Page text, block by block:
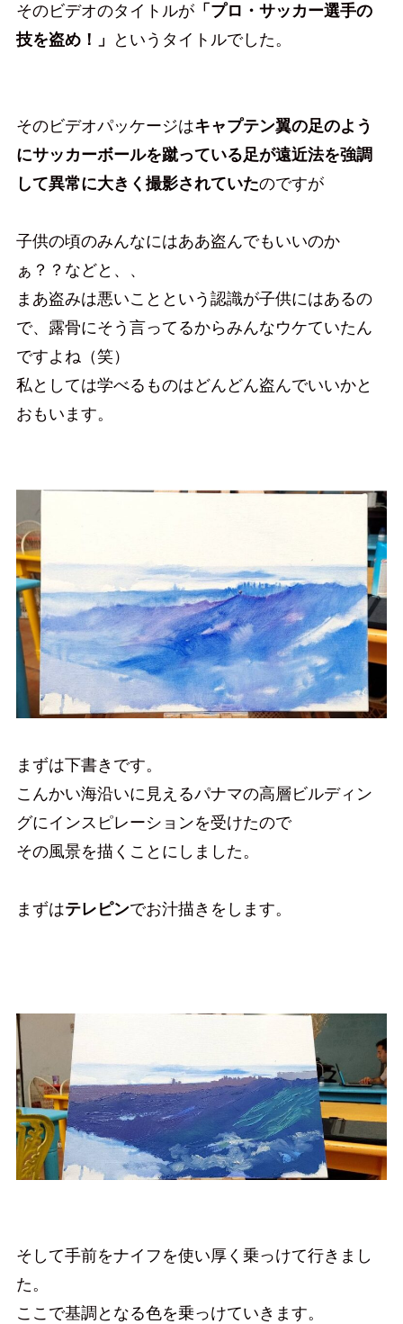
そのビデオのタイトルが「プロ・サッカー選手の
技を盗め！」
というタイトルでした。
そのビデオパッケージはキャプテン翼の足のよう
にサッカーボールを蹴っている足が遠近法を強調
して異常に大きく撮影されていたのですが
子供の頃のみんなにはああ盗んでもいいのか
ぁ？？などと、、
まあ盗みは悪いことという認識が子供にはあるの
で、露骨にそう言ってるからみんなウケていたん
ですよね（笑）
私としては学べるものはどんどん盗んでいいかと
おもいます。
まずは下書きです。
こんかい海沿いに見えるパナマの高層ビルディン
グにインスピレーションを受けたので
その風景を描くことにしました。
まずはテレピンでお汁描きをします。
そして手前をナイフを使い厚く乗っけて行きまし
た。
ここで基調となる色を乗っけていきます。